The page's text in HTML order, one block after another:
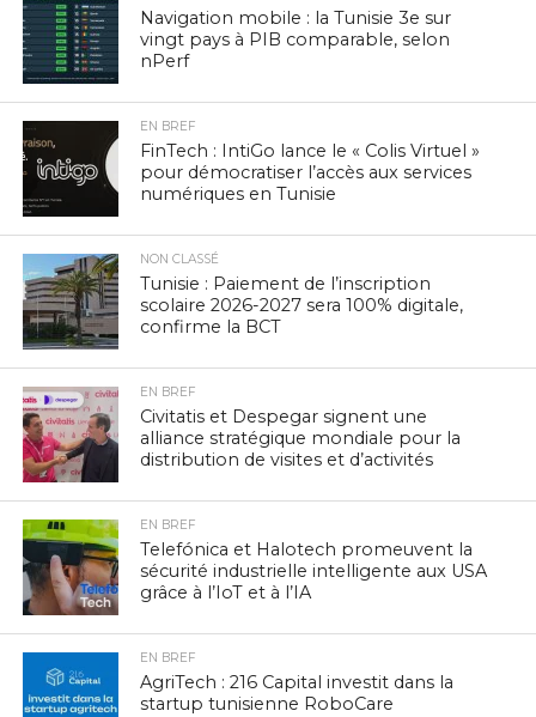
Navigation mobile : la Tunisie 3e sur
vingt pays à PIB comparable, selon
nPerf
EN BREF
FinTech : IntiGo lance le « Colis Virtuel »
pour démocratiser l’accès aux services
numériques en Tunisie
NON CLASSÉ
Tunisie : Paiement de l’inscription
scolaire 2026-2027 sera 100% digitale,
confirme la BCT
EN BREF
Civitatis et Despegar signent une
alliance stratégique mondiale pour la
distribution de visites et d’activités
EN BREF
Telefónica et Halotech promeuvent la
sécurité industrielle intelligente aux USA
grâce à l’IoT et à l’IA
EN BREF
AgriTech : 216 Capital investit dans la
startup tunisienne RoboCare